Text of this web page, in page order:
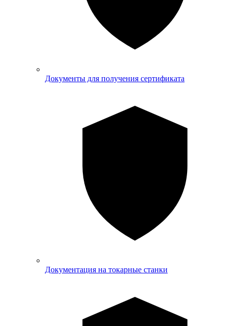
Документы для получения сертификата
Документация на токарные станки